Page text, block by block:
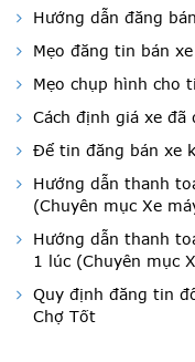
Hướng dẫn đăng
Mẹo đăng tin bán
Mẹo chụp hình cho
Cách định giá xe
Để tin đăng bán xe
Hướng dẫn thanh
(Chuyên mục Xe
Hướng dẫn thanh
1 lúc (Chuyên mục
Quy định đăng tin
Chợ Tốt